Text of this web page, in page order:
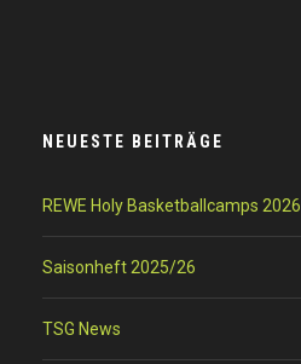
NEUESTE BEITRÄGE
REWE Holy Basketballcamps 2026
Saisonheft 2025/26
TSG News